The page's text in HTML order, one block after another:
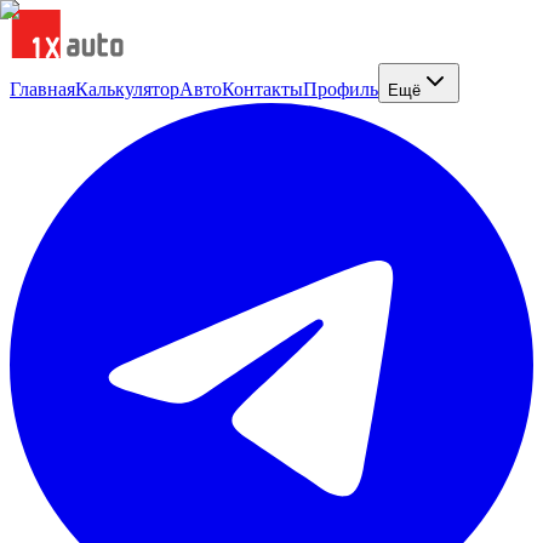
ГлавнаяКалькуляторАвтоКонтактыПрофиль Ещё